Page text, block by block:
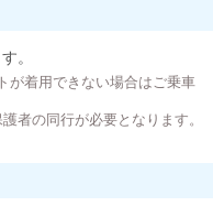
。
が着用できない場合はご乗車
者の同行が必要となります。